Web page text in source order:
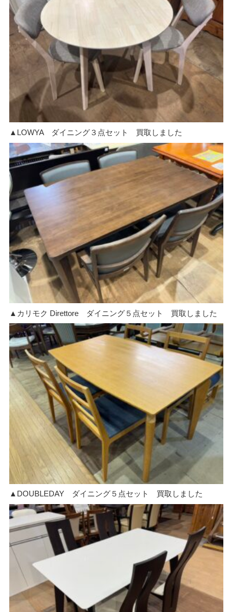
▲LOWYA ダイニング３点セット 買取しました
▲カリモク Direttore ダイニング５点セット 買取しました
▲DOUBLEDAY ダイニング５点セット 買取しました